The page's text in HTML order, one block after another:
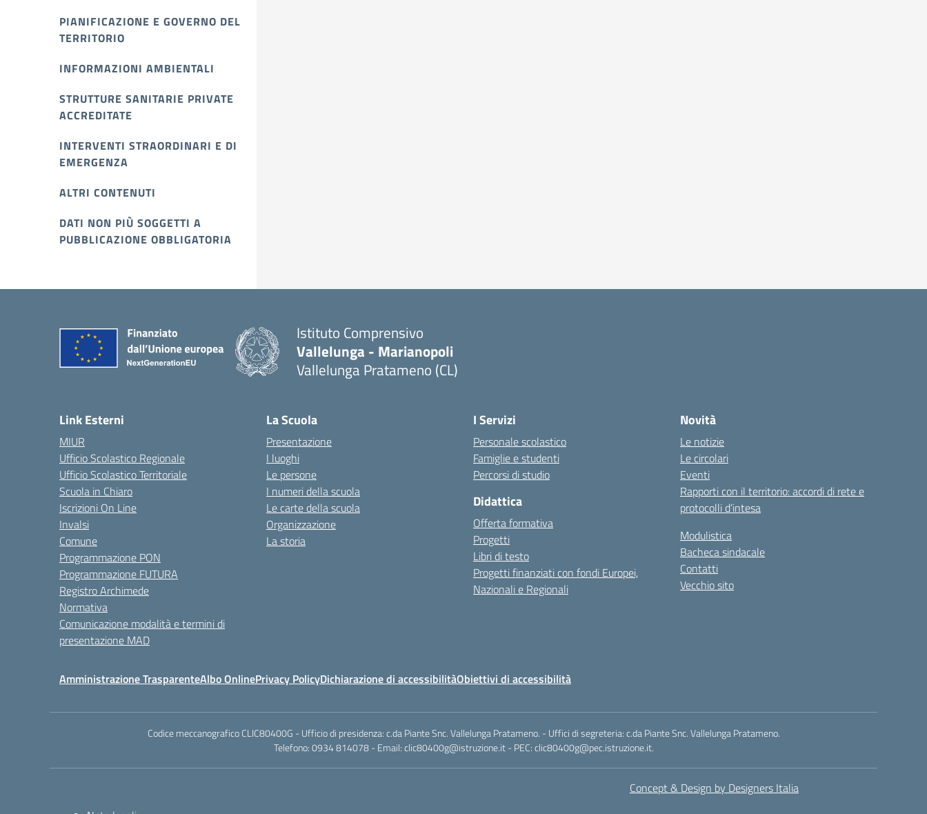
PIANIFICAZIONE E GOVERNO DEL
TERRITORIO
INFORMAZIONI AMBIENTALI
STRUTTURE SANITARIE PRIVATE
ACCREDITATE
INTERVENTI STRAORDINARI E DI
EMERGENZA
ALTRI CONTENUTI
DATI NON PIÙ SOGGETTI A
PUBBLICAZIONE OBBLIGATORIA
Istituto Comprensivo
Vallelunga - Marianopoli
Vallelunga Pratameno (CL)
Link Esterni
MIUR
Ufficio Scolastico Regionale
Ufficio Scolastico Territoriale
Scuola in Chiaro
Iscrizioni On Line
Invalsi
Comune
Programmazione PON
Programmazione FUTURA
Registro Archimede
Normativa
Comunicazione modalità e termini di
presentazione MAD
La Scuola
Presentazione
I luoghi
Le persone
I numeri della scuola
Le carte della scuola
Organizzazione
La storia
I Servizi
Personale scolastico
Famiglie e studenti
Percorsi di studio
Didattica
Offerta formativa
Progetti
Libri di testo
Progetti finanziati con fondi Europei,
Nazionali e Regionali
Novità
Le notizie
Le circolari
Eventi
Rapporti con il territorio: accordi di rete e
protocolli d’intesa
Modulistica
Bacheca sindacale
Contatti
Vecchio sito
Amministrazione TrasparenteAlbo OnlinePrivacy PolicyDichiarazione di accessibilitàObiettivi di accessibilità
Codice meccanografico CLIC80400G - Ufficio di presidenza: c.da Piante Snc. Vallelunga Pratameno. - Uffici di segreteria: c.da Piante Snc. Vallelunga Pratameno.
Telefono: 0934 814078 - Email: clic80400g@istruzione.it - PEC: clic80400g@pec.istruzione.it.
Concept & Design by Designers Italia